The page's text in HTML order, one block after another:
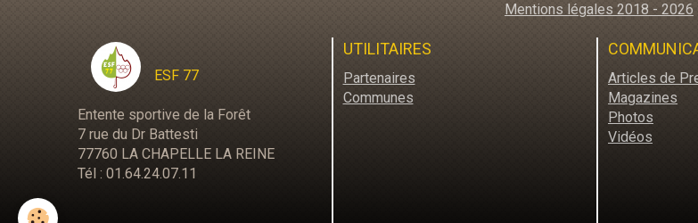
Mentions légales 2018 - 2026
ESF 77
Entente sportive de la Forêt
7 rue du Dr Battesti
77760 LA CHAPELLE LA REINE
Tél : 01.64.24.07.11
UTILITAIRES
Partenaires
Communes
Articles de
Magazines
Photos
Vidéos